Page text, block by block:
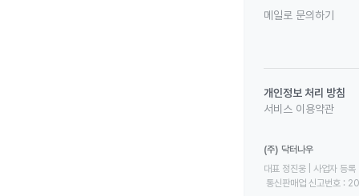
메일로 문의하기
개인정보 처리 방침
서비스 이용약관
(주) 닥터나우
대표 정진웅 | 사업자
통신판매업 신고번호